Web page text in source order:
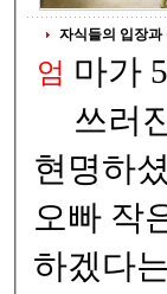
자식들의 입장과
엄 마가 57
쓰러진
현명하셨
오빠 작은오
하겠다는 큰오빠 말